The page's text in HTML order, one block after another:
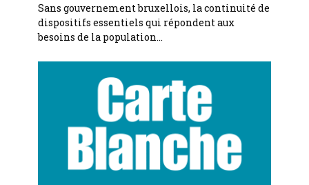
Sans gouvernement bruxellois, la continuité de
dispositifs essentiels qui répondent aux
besoins de la population…